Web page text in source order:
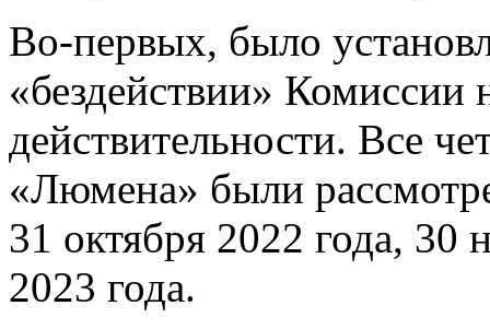
Во-первых, было
«бездействии» Комиссии
действительности. Все
«Люмена» были
31 октября 2022 года, 30
2023 года.